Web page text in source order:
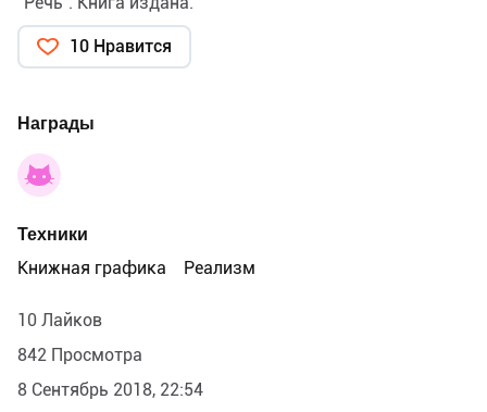
10 Нравится
Награды
Техники
Книжная графика
Реализм
10 Лайков
842 Просмотра
8 Сентябрь 2018, 22:54